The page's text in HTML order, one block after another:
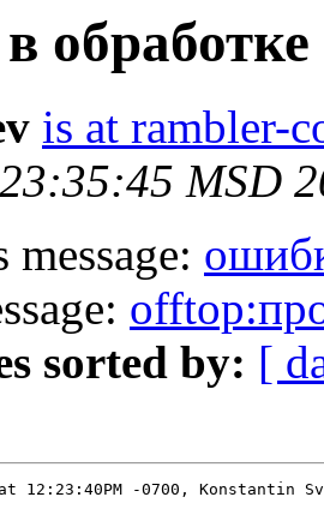
обработке
is at rambler-
MSD
message:
sorted by: [
12:23:40PM -0700, Konstantin